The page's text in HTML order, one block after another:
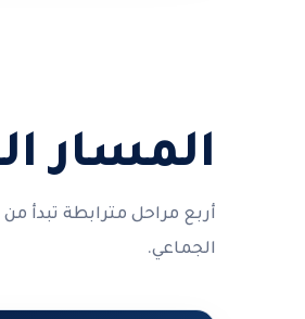
المسار
أربع مراحل مترابطة تبدأ
الجماعي.